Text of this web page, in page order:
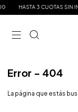
3 CUOTAS SIN INTERÉS
Error - 404
La página que estás